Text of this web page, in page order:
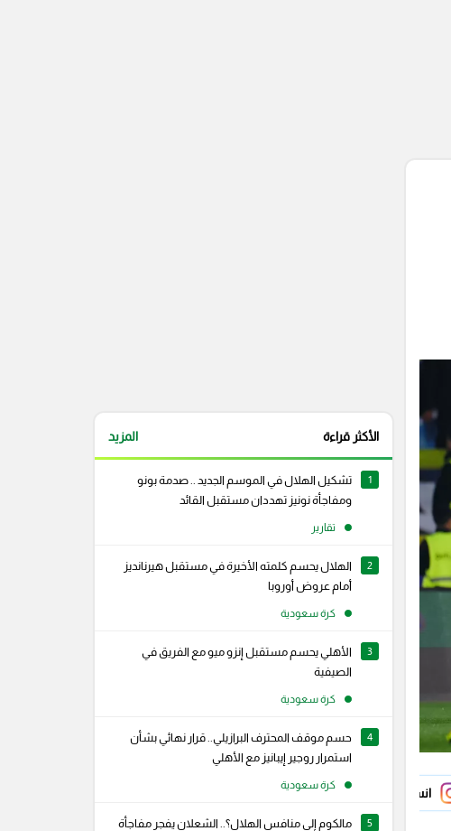
انستجرام سناب شات
الأكثر قراءة المزيد
1
تشكيل الهلال في الموسم الجديد .. صدمة بونو
ومفاجأة نونيز تهددان مستقبل القائد
تقارير
2
الهلال يحسم كلمته الأخيرة في مستقبل هيرنانديز
أمام عروض أوروبا
كرة سعودية
3
الأهلي يحسم مستقبل إنزو ميو مع الفريق في
الصيفية
كرة سعودية
4
حسم موقف المحترف البرازيلي.. قرار نهائي بشأن
استمرار روجير إيبانيز مع الأهلي
كرة سعودية
5
مالكوم إلى منافس الهلال؟.. الشعلان يفجر مفاجأة